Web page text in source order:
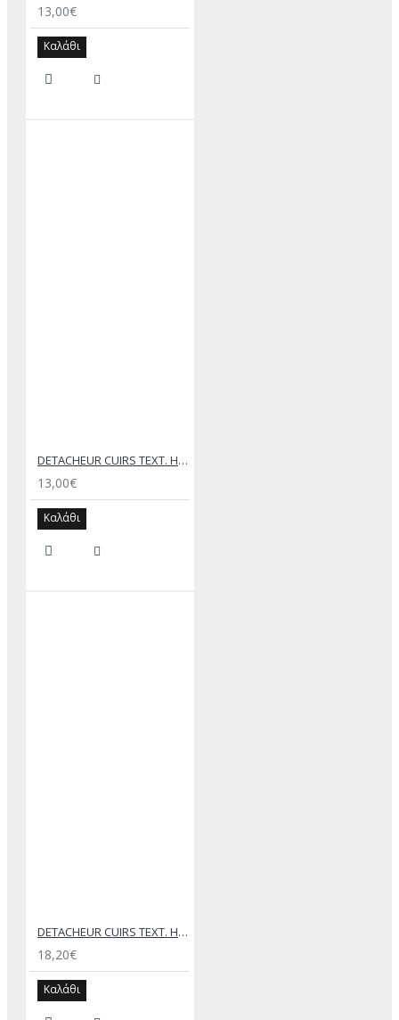
13,00€
Καλάθι
DETACHEUR CUIRS ΤΕΧΤ. HUSSARD SPRAY 200ML
13,00€
Καλάθι
DETACHEUR CUIRS ΤΕΧΤ. HUSSARD SPRAY 200ML
18,20€
Καλάθι